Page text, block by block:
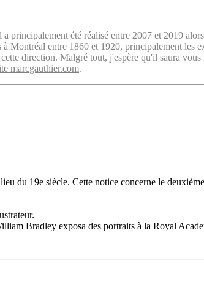
principalement été réalisé entre 2007 et 2019
Montréal entre 1860 et 1920, principalement
direction. Malgré tout, j'espère qu'il saura
marcgauthier.com.
du 19e siècle. Cette notice concerne le
Bradley exposa des portraits à la Royal